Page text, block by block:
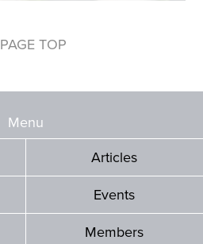
PAGE TOP
Menu
Articles
Events
Members